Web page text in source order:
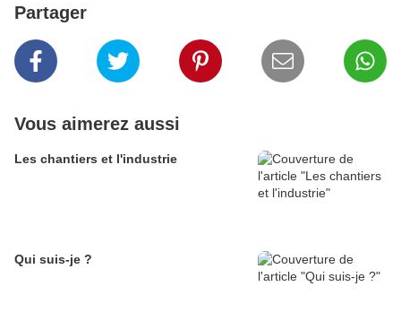
Partager
Vous aimerez aussi
Les chantiers et l'industrie
Qui suis-je ?